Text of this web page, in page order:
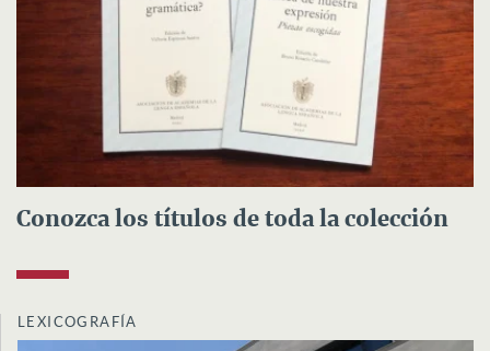
Conozca los títulos de toda la colección
LEXICOGRAFÍA